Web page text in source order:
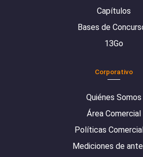
Capítulos
Bases de
13Go
Corporativo
Quiénes Somos
Área Comercial
Políticas
Mediciones de